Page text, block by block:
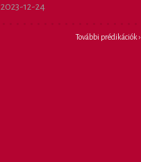
2023-12-24
További prédikációk ›